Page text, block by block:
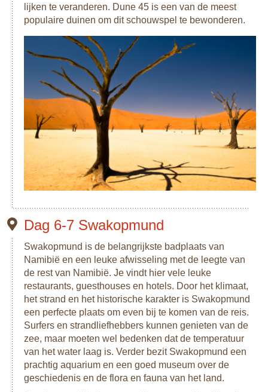
lijken te veranderen. Dune 45 is een van de meest
populaire duinen om dit schouwspel te bewonderen.
Dag 6-7 Swakopmund
Swakopmund is de belangrijkste badplaats van
Namibië en een leuke afwisseling met de leegte van
de rest van Namibië. Je vindt hier vele leuke
restaurants, guesthouses en hotels. Door het klimaat,
het strand en het historische karakter is Swakopmund
een perfecte plaats om even bij te komen van de reis.
Surfers en strandliefhebbers kunnen genieten van de
zee, maar moeten wel bedenken dat de temperatuur
van het water laag is. Verder bezit Swakopmund een
prachtig aquarium en een goed museum over de
geschiedenis en de flora en fauna van het land.